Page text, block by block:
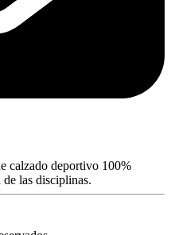
calzado deportivo 100%
de las disciplinas.